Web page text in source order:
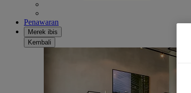
Penawaran
Merek ibis
Kembali